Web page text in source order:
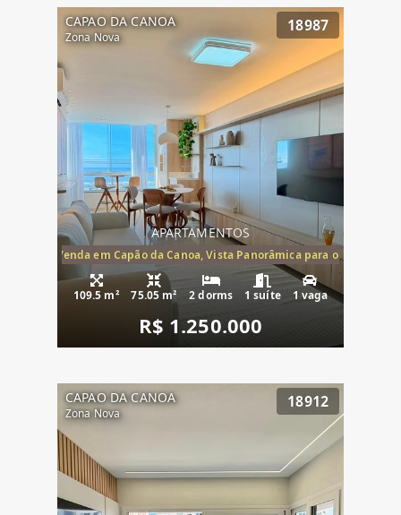
CAPAO DA CANOA
Zona Nova
18987
APARTAMENTOS
Mar à Venda em Capão da Canoa, Vista Panorâmica para o Mar, 2
109.5 m² 75.05 m² 2 dorms 1 suíte 1 vaga
R$ 1.250.000
CAPAO DA CANOA
Zona Nova
18912